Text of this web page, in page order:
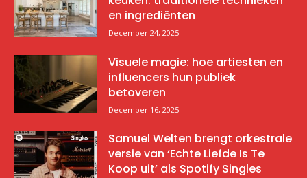
en ingrediënten
December 24, 2025
Visuele magie: hoe artiesten en
influencers hun publiek
betoveren
December 16, 2025
Samuel Welten brengt orkestrale
versie van ‘Echte Liefde Is Te
Koop uit’ als Spotify Singles